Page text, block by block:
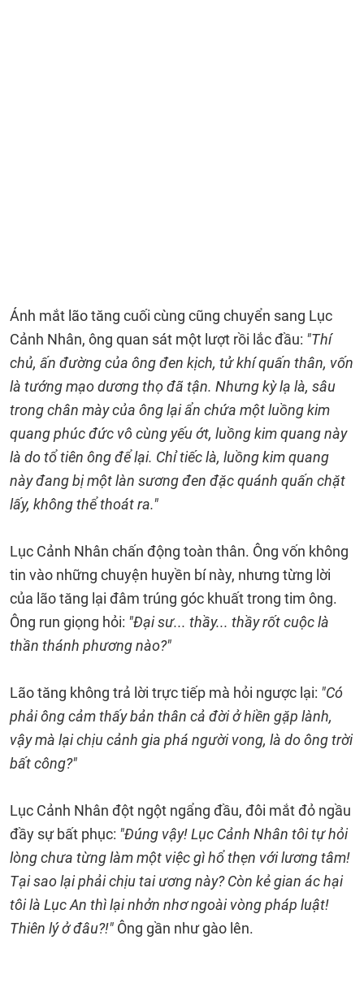
Ánh mắt lão tăng cuối cùng cũng chuyển sang Lục
Cảnh Nhân, ông quan sát một lượt rồi lắc đầu: "Thí
chủ, ấn đường của ông đen kịch, tử khí quấn thân, vốn
là tướng mạo dương thọ đã tận. Nhưng kỳ lạ là, sâu
trong chân mày của ông lại ẩn chứa một luồng kim
quang phúc đức vô cùng yếu ớt, luồng kim quang này
là do tổ tiên ông để lại. Chỉ tiếc là, luồng kim quang
này đang bị một làn sương đen đặc quánh quấn chặt
lấy, không thể thoát ra."
Lục Cảnh Nhân chấn động toàn thân. Ông vốn không
tin vào những chuyện huyền bí này, nhưng từng lời
của lão tăng lại đâm trúng góc khuất trong tim ông.
Ông run giọng hỏi: "Đại sư... thầy... thầy rốt cuộc là
thần thánh phương nào?"
Lão tăng không trả lời trực tiếp mà hỏi ngược lại: "Có
phải ông cảm thấy bản thân cả đời ở hiền gặp lành,
vậy mà lại chịu cảnh gia phá người vong, là do ông trời
bất công?"
Lục Cảnh Nhân đột ngột ngẩng đầu, đôi mắt đỏ ngầu
đầy sự bất phục: "Đúng vậy! Lục Cảnh Nhân tôi tự hỏi
lòng chưa từng làm một việc gì hổ thẹn với lương tâm!
Tại sao lại phải chịu tai ương này? Còn kẻ gian ác hại
tôi là Lục An thì lại nhởn nhơ ngoài vòng pháp luật!
Thiên lý ở đâu?!" Ông gần như gào lên.